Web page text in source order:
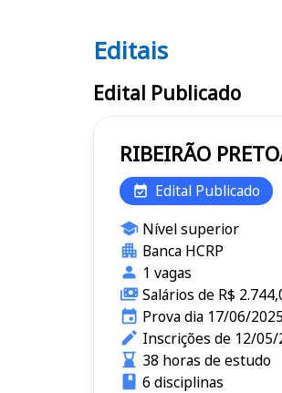
Editais HCRP
Editais
Edital Publicado
Edital Publicado
Nível superior
Banca HCRP
1 vagas
Salários de R$
Prova dia 17/06/2025
Inscrições de 12/
38 horas de estudo
6 disciplinas